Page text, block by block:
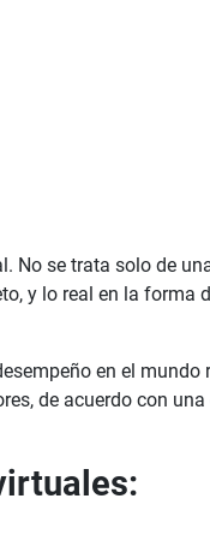
se trata solo de
y lo real en la
en el
de acuerdo con